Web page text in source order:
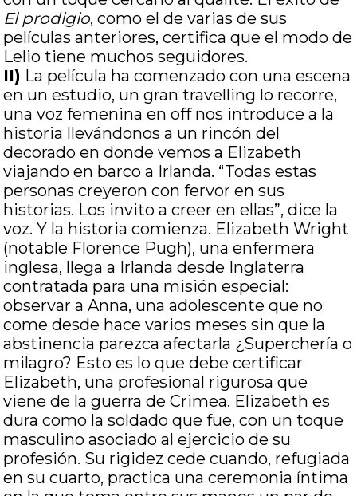
El prodigio, como el de varias de sus
películas anteriores, certifica que el modo de
Lelio tiene muchos seguidores.
II) La película ha comenzado con una escena
en un estudio, un gran travelling lo recorre,
una voz femenina en off nos introduce a la
historia llevándonos a un rincón del
decorado en donde vemos a Elizabeth
viajando en barco a Irlanda. “Todas estas
personas creyeron con fervor en sus
historias. Los invito a creer en ellas”, dice la
voz. Y la historia comienza. Elizabeth Wright
(notable Florence Pugh), una enfermera
inglesa, llega a Irlanda desde Inglaterra
contratada para una misión especial:
observar a Anna, una adolescente que no
come desde hace varios meses sin que la
abstinencia parezca afectarla ¿Superchería o
milagro? Esto es lo que debe certificar
Elizabeth, una profesional rigurosa que
viene de la guerra de Crimea. Elizabeth es
dura como la soldado que fue, con un toque
masculino asociado al ejercicio de su
profesión. Su rigidez cede cuando, refugiada
en su cuarto, practica una ceremonia íntima